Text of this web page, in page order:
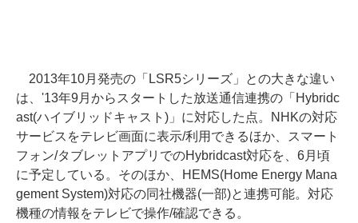
2013年10月発売の「LSR5シリーズ」との大きな違い
は、'13年9月からスタートした放送通信連携の「Hybridc
ast(ハイブリッドキャスト)」に対応した点。NHKの対応
サービスをテレビ画面に表示/利用できるほか、スマート
フォン/タブレットアプリでのHybridcast対応を、6月頃
に予定している。そのほか、HEMS(Home Energy Mana
gement System)対応の同社機器(一部)と連携可能。対応
機種の情報をテレビで操作/確認できる。